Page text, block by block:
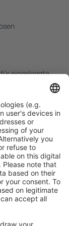
eingeloggte
Hotels,
Nutzern
Beach